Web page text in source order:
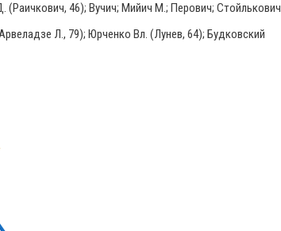
46); Вучич; Мийич М.; Перович; Стойлькович
Л., 79); Юрченко Вл. (Лунев, 64); Будковский